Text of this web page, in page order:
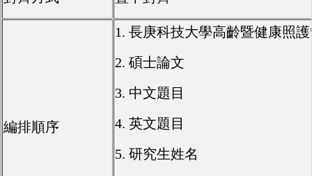
編排順序
1. 長庚科技大學高齡暨健康照
2. 碩士論文
3. 中文題目
4. 英文題目
5. 研究生姓名